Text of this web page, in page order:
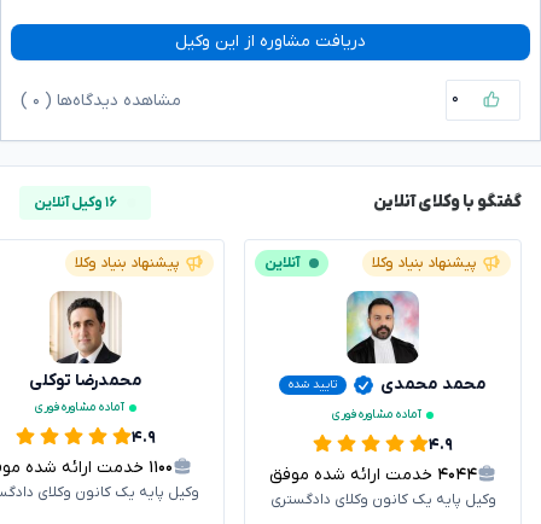
دریافت مشاوره از این وکیل
۰ مشاهده دیدگاه‌ها ( ۰
گفتگو با وکلای آنلاین ۱۶ وکیل آنلاین
پیشنهاد بنیاد وکلا آنلاین
محمد محمدی
تایید شده
آماده مشاوره فوری
۴.۹
۴۰۴۴ خدمت ارائه شده موفق
وکیل پایه یک کانون وکلای دادگستری
پیشنهاد بنیاد وکلا
محمدرضا توکلی
آماده مشاوره فوری
۴.۹
۱۱۰۰ خدمت ارائه شده موفق
وکیل پایه یک کانون وکلای